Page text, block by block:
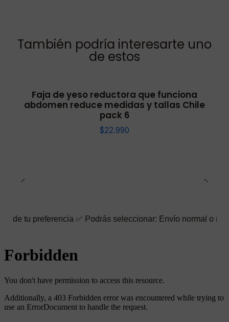
También podría interesarte uno
de estos
Faja de yeso reductora que funciona
abdomen reduce medidas y tallas Chile
pack 6
$22.990
✅ Podrás seleccionar: Envío normal o rápido ☑️